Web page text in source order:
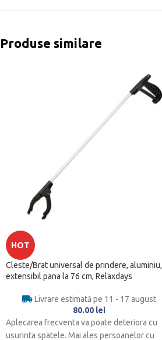
Produse similare
HOT
Cleste/Brat universal de prindere, aluminiu,
extensibil pana la 76 cm, Relaxdays
Livrare estimată pe 11 - 17 august
80.00 lei
Aplecarea frecventa va poate deteriora cu
usurinta spatele. Mai ales persoanelor cu